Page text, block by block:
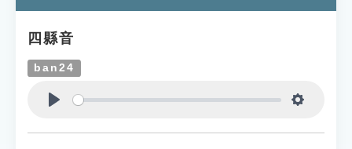
四縣音
ban24